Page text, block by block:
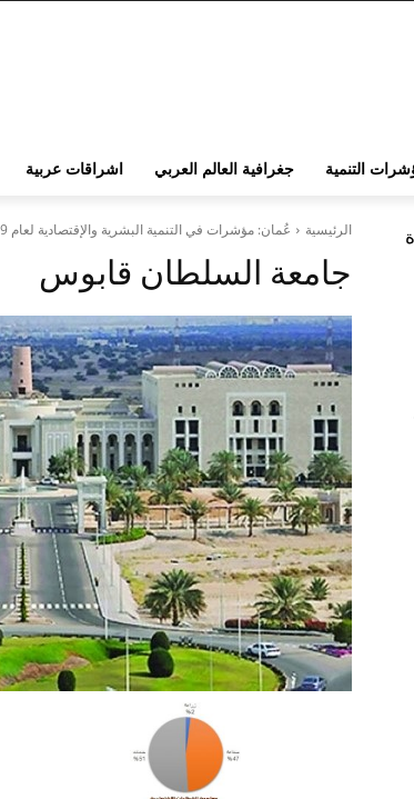
التنمية جغرافية العالم العربي اشراقات عربية
الرئيسية عُمان: مؤشرات في التنمية البشرية والإقتصادية لعام 2019
جامعة السلطان قابوس